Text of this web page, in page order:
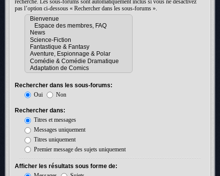
pas l’option ci-dessous « Rechercher dans les sous-forums ».
Rechercher dans les sous-forums:
Oui
Non
Rechercher dans:
Titres et messages
Messages uniquement
Titres uniquement
Premier message des sujets uniquement
Afficher les résultats sous forme de: